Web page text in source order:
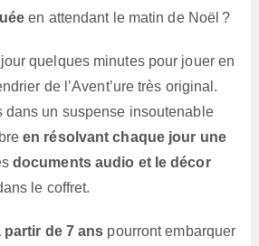
en attendant le matin de Noël ?
quelques minutes pour jouer en
de l’Avent’ure très original.
dans un suspense insoutenable
en résolvant chaque jour une
documents audio et le décor
le coffret.
de 7 ans pourront embarquer